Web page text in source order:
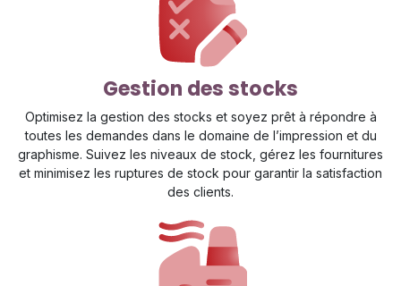
Gestion des stocks
Optimisez la gestion des stocks et soyez prêt à répondre à
toutes les demandes dans le domaine de l’impression et du
graphisme. Suivez les niveaux de stock, gérez les fournitures
et minimisez les ruptures de stock pour garantir la satisfaction
des clients.